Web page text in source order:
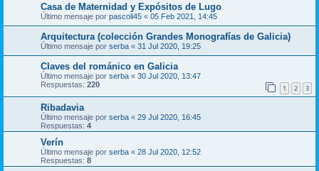
Casa de Maternidad y Expósitos de Lugo
Último mensaje por pascoli45 « 05 Feb 2021, 14:45
Arquitectura (colección Grandes Monografías de Galicia)
Último mensaje por serba « 31 Jul 2020, 19:25
Claves del románico en Galicia
Último mensaje por serba « 30 Jul 2020, 13:47
Respuestas: 220 1 2 3
Ribadavia
Último mensaje por serba « 29 Jul 2020, 16:45
Respuestas: 4
Verín
Último mensaje por serba « 28 Jul 2020, 12:52
Respuestas: 8